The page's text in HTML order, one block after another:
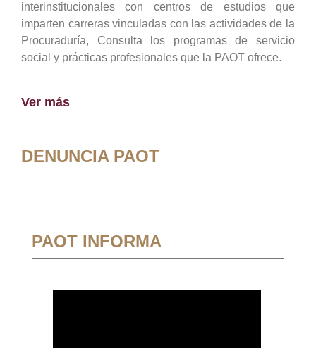
interinstitucionales con centros de estudios que
imparten carreras vinculadas con las actividades de la
Procuraduría, Consulta los programas de servicio
social y prácticas profesionales que la PAOT ofrece.
Ver más
DENUNCIA PAOT
PAOT INFORMA